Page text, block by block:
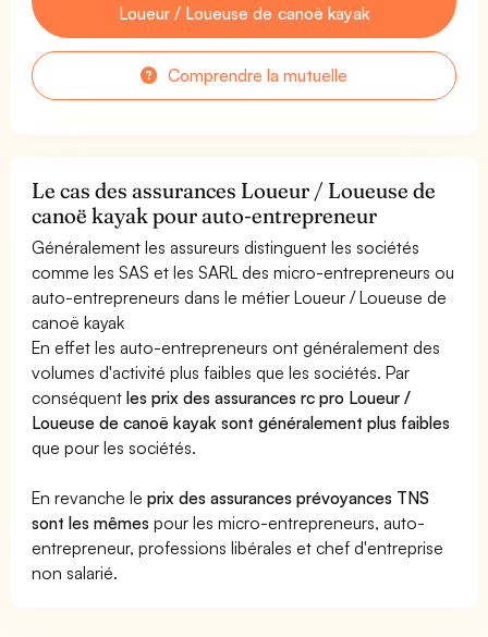
Loueur / Loueuse de canoë kayak
Comprendre la mutuelle
Le cas des assurances Loueur / Loueuse de
canoë kayak pour auto-entrepreneur
Généralement les assureurs distinguent les sociétés
comme les SAS et les SARL des micro-entrepreneurs ou
auto-entrepreneurs dans le métier Loueur / Loueuse de
canoë kayak
En effet les auto-entrepreneurs ont généralement des
volumes d'activité plus faibles que les sociétés. Par
conséquentles prix des assurances rc pro Loueur /
Loueuse de canoë kayak sont généralement plus faibles
que pour les sociétés.
En revanche leprix des assurances prévoyances TNS
sont les mêmes pour les micro-entrepreneurs, auto-
entrepreneur, professions libérales et chef d'entreprise
non salarié.